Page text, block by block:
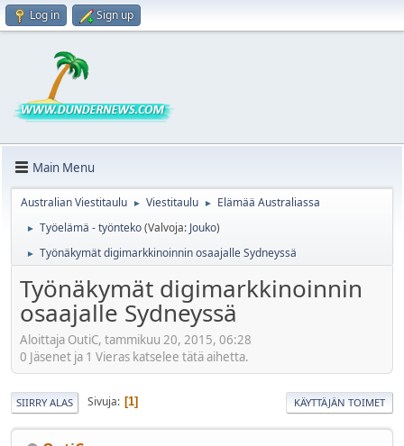
Log in Sign up
Main Menu
Australian Viestitaulu ► Viestitaulu ► Elämää Australiassa
► Työelämä - työnteko(Valvoja: Jouko)
► Työnäkymät digimarkkinoinnin osaajalle Sydneyssä
Työnäkymät digimarkkinoinnin
osaajalle Sydneyssä
Aloittaja OutiC, tammikuu 20, 2015, 06:28
0 Jäsenet ja 1 Vieras katselee tätä aihetta.
SIIRRY ALAS Sivuja 1 KÄYTTÄJÄN TOIMET